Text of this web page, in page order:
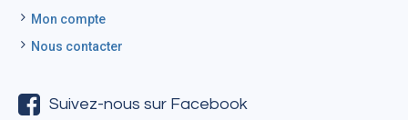
Mon compte
Nous contacter
Suivez-nous sur Facebook